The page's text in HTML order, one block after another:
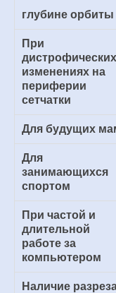
глубине орбиты
При
дистрофических
изменениях на
периферии
сетчатки
Для будущих
Для
занимающихся
спортом
При частой и
длительной
работе за
компьютером
Наличие